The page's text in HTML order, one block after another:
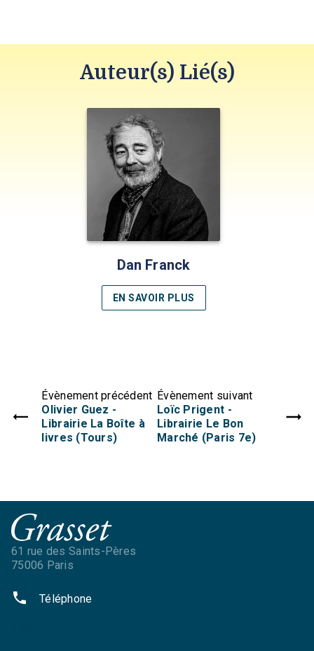
Auteur(s) Lié(s)
Dan Franck
EN SAVOIR PLUS
Évènement précédent
Olivier Guez -
Librairie La Boîte à
livres (Tours)
Évènement suivant
Loïc Prigent -
Librairie Le Bon
Marché (Paris 7e)
61 rue des Saints-Pères
75006 Paris
phone Téléphone